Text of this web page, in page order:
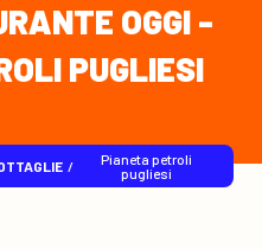
OGGI -
PUGLIESI
/
pianeta petroli
pugliesi